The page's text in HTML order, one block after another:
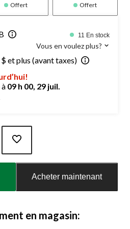
Offert Offert
11 En stock
Vous en voulez plus?
et plus (avant taxes)
09 h 00, 29 juil.
Acheter maintenant
en magasin: